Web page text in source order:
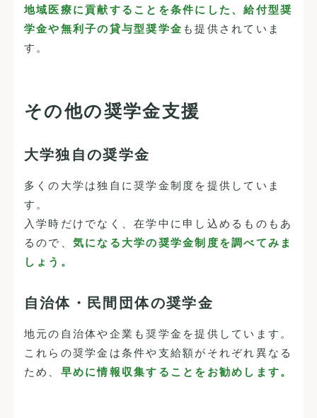
地域医療に貢献することを条件にした、給付型奨
学金や無利子の貸与型奨学金 も提供されていま
す。
その他の奨学金支援
大学独自の奨学金
多くの大学は独自に奨学金制度を提供していま
す。
入学時だけでなく、在学中に申し込めるものもあ
るので、 気になる大学の奨学金制度を調べてみま
しょう。
自治体・民間団体の奨学金
地元の自治体や企業も奨学金を提供しています。
これらの奨学金は条件や支給額がそれぞれ異なる
ため、 早めに情報収集することをお勧めします。